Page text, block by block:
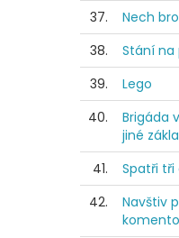
37.
Nech
38.
Stání na
39.
Lego
40.
Brigáda
jiné
41.
Spatři tři
42.
Navštiv